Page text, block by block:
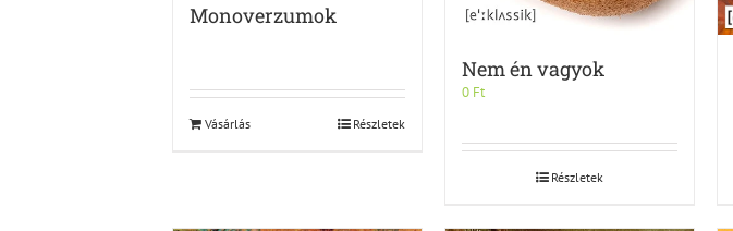
Monoverzumok
Vásárlás Részletek
Nem én vagyok
0 Ft
Részletek